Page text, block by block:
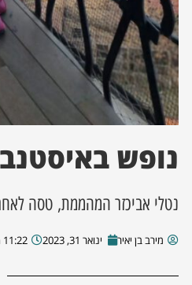
נופש
נטלי אביכזר המהממת, טסה
מירב בן יאיר ינואר 31, 2023 11:22 am